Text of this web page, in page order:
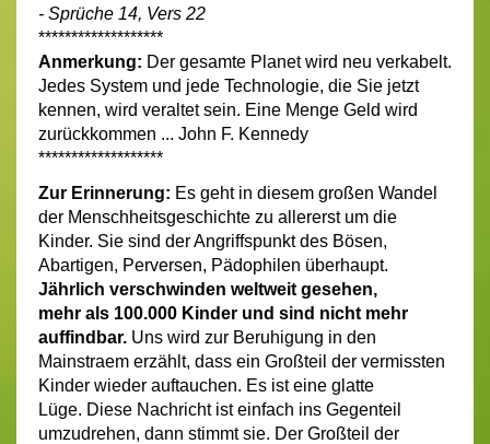
- Sprüche 14, Vers 22
*******************
Anmerkung: Der gesamte Planet wird neu verkabelt.
Jedes System und jede Technologie, die Sie jetzt
kennen, wird veraltet sein. Eine Menge Geld wird
zurückkommen ... John F. Kennedy
*******************
Zur Erinnerung: Es geht in diesem großen Wandel
der Menschheitsgeschichte zu allererst um die
Kinder. Sie sind der Angriffspunkt des Bösen,
Abartigen, Perversen, Pädophilen überhaupt.
Jährlich verschwinden weltweit gesehen,
mehr als 100.000 Kinder und sind nicht mehr
auffindbar. Uns wird zur Beruhigung in den
Mainstraem erzählt, dass ein Großteil der vermissten
Kinder wieder auftauchen. Es ist eine glatte
Lüge. Diese Nachricht ist einfach ins Gegenteil
umzudrehen, dann stimmt sie. Der Großteil der